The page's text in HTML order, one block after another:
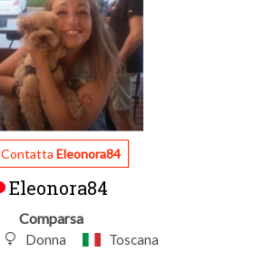
ContattaEleonora84
Eleonora84
Comparsa
Donna Toscana